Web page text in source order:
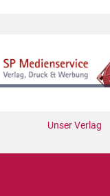
Unser Verlag